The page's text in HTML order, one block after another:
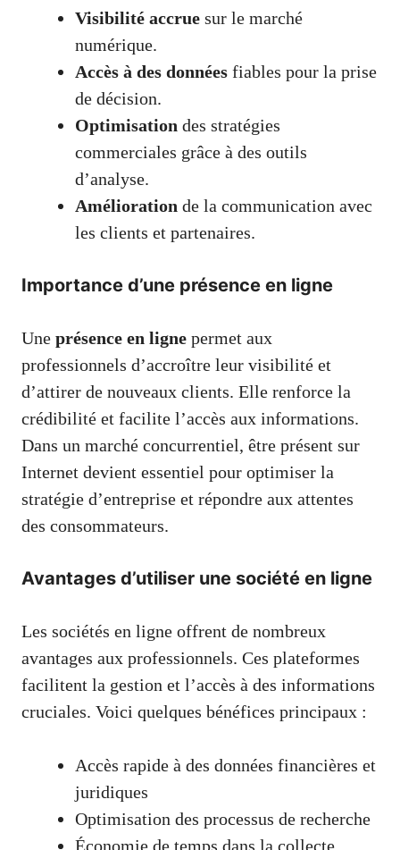
Visibilité accrue sur le marché
numérique.
Accès à des données fiables pour la prise
de décision.
Optimisation des stratégies
commerciales grâce à des outils
d’analyse.
Amélioration de la communication avec
les clients et partenaires.
Importance d’une présence en ligne
Une présence en ligne permet aux
professionnels d’accroître leur visibilité et
d’attirer de nouveaux clients. Elle renforce la
crédibilité et facilite l’accès aux informations.
Dans un marché concurrentiel, être présent sur
Internet devient essentiel pour optimiser la
stratégie d’entreprise et répondre aux attentes
des consommateurs.
Avantages d’utiliser une société en ligne
Les sociétés en ligne offrent de nombreux
avantages aux professionnels. Ces plateformes
facilitent la gestion et l’accès à des informations
cruciales. Voici quelques bénéfices principaux :
Accès rapide à des données financières et
juridiques
Optimisation des processus de recherche
Économie de temps dans la collecte